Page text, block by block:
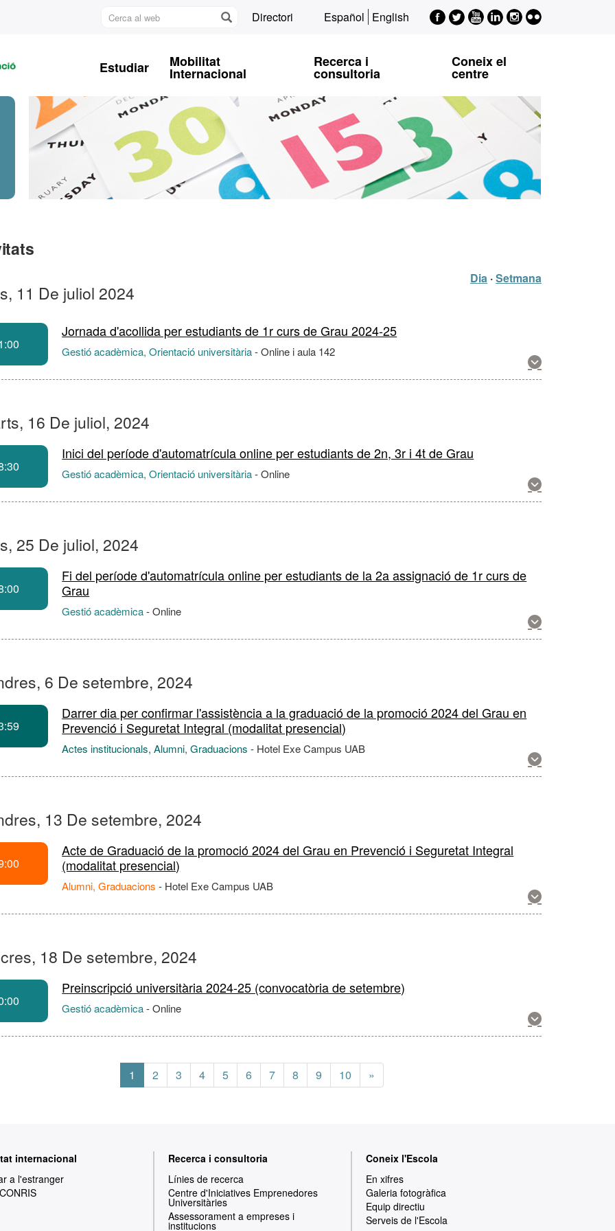
Cerca
Directori Español English Facebook
EPSI
Twitter
EPSI
Youtube
EPSI
LinkedIn
EPSI
Instagram
EPSI
Flickr
B
Estudiar Mobilitat
Internacional
Recerca i
consultoria
Coneix el
centre
11 De juliol 2024
Dia ·Setmana
Mostra
més
Jornada d'acollida per estudiants de 1r curs de Grau 2024-25
Gestió acadèmica, Orientació universitària-Online i aula 142
16 De juliol, 2024
Mostra
més
Inici del període d'automatrícula online per estudiants de 2n, 3r i 4t de Grau
Gestió acadèmica, Orientació universitària-Online
25 De juliol, 2024
Mostra
més
Fi del període d'automatrícula online per estudiants de la 2a assignació de 1r curs de
Grau
Gestió acadèmica-Online
6 De setembre, 2024
Mostra
més
Darrer dia per confirmar l'assistència a la graduació de la promoció 2024 del Grau en
Prevenció i Seguretat Integral (modalitat presencial)
Actes institucionals, Alumni, Graduacions- Hotel Exe Campus UAB
13 De setembre, 2024
Mostra
més
Acte de Graduació de la promoció 2024 del Grau en Prevenció i Seguretat Integral
(modalitat presencial)
Alumni, Graduacions- Hotel Exe Campus UAB
18 De setembre, 2024
Mostra
més
Preinscripció universitària 2024-25 (convocatòria de setembre)
Gestió acadèmica-Online
1 2 3 4 5 6 7 8 9 10 »
internacional
a l'estranger
Recerca i consultoria
Línies de recerca
Centre d'Iniciatives Emprenedores
Universitàries
Assessorament a empreses i
institucions
Coneix l'Escola
En xifres
Galeria fotogràfica
Equip directiu
Serveis de l'Escola